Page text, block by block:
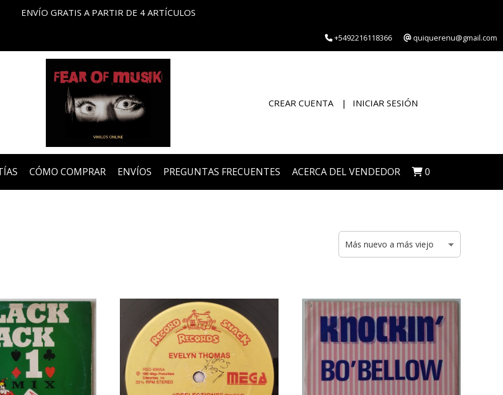
ENVÍO GRATIS A PARTIR DE 4 ARTÍCULOS
+5492216118366 quiquerenu@gmail.com
CREAR CUENTA INICIAR SESIÓN
CÓMO COMPRAR ENVÍOS PREGUNTAS FRECUENTES ACERCA DEL VENDEDOR 0